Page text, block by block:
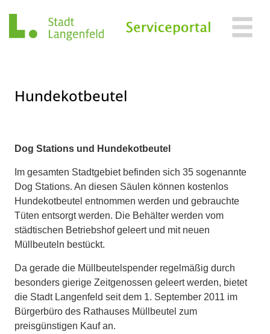
Hundekotbeutel
Beschreibung
Dog Stations und Hundekotbeutel
Im gesamten Stadtgebiet befinden sich 35 sogenannte
Dog Stations. An diesen Säulen können kostenlos
Hundekotbeutel entnommen werden und gebrauchte
Tüten entsorgt werden. Die Behälter werden vom
städtischen Betriebshof geleert und mit neuen
Müllbeuteln bestückt.
Da gerade die Müllbeutelspender regelmäßig durch
besonders gierige Zeitgenossen geleert werden, bietet
die Stadt Langenfeld seit dem 1. September 2011 im
Bürgerbüro des Rathauses Müllbeutel zum
preisgünstigen Kauf an.